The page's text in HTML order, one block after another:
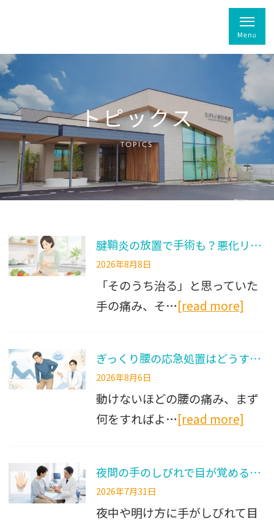
トピックス
TOPICS
腱鞘炎の放置で手術も？悪化リスクと受診の目安を整形外科医が解説
2026年8月8日
「そのうち治る」と思っていた
手の痛み、そ…[read more]
ぎっくり腰の応急処置はどうする？冷やす判断と受診基準を解説
2026年8月6日
動けないほどの腰の痛み、まず
何をすればよ…[read more]
夜間の手のしびれで目が覚める原因は？手根管症候群の対策と受診目安
2026年7月31日
夜中や明け方に手がしびれて目